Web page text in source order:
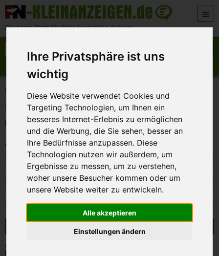
Ihre Privatsphäre ist uns
wichtig
Diese Website verwendet Cookies und
Targeting Technologien, um Ihnen ein
besseres Internet-Erlebnis zu ermöglichen
und die Werbung, die Sie sehen, besser an
Ihre Bedürfnisse anzupassen. Diese
Technologien nutzen wir außerdem, um
Ergebnisse zu messen, um zu verstehen,
woher unsere Besucher kommen oder um
unsere Website weiter zu entwickeln.
Alle akzeptieren
Einstellungen ändern
Zum Inhalt springen
Der beste Platz für deine kostenlose Anzeige
Anzeige aufgeben
FN-Kleinanzeigen Marktplatz Fahrräder Suche Klapprad…
Suche Klapprad…
bitte alles anbieten . 0176/31676964
Private Anzeige
Angebot
96052 - Bamberg
Datum:
4. August 2026 21:18
Kategorie:
Fahrräder
Besucher:
135
Anfrage senden
Anzeige teilen: